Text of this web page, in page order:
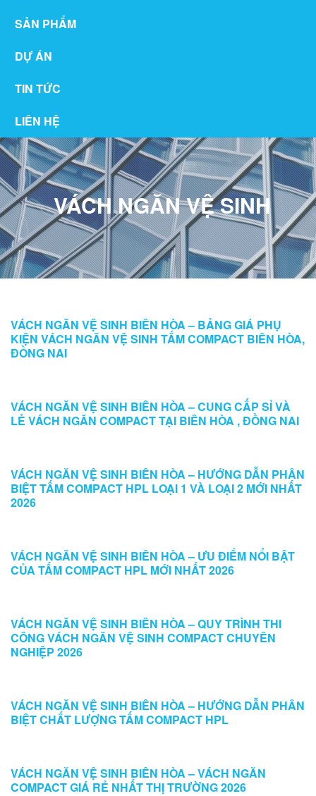
SẢN PHẨM
DỰ ÁN
TIN TỨC
LIÊN HỆ
VÁCH NGĂN VỆ SINH
VÁCH NGĂN VỆ SINH BIÊN HÒA – BẢNG GIÁ PHỤ
KIỆN VÁCH NGĂN VỆ SINH TẤM COMPACT BIÊN HÒA,
ĐỒNG NAI
VÁCH NGĂN VỆ SINH BIÊN HÒA – CUNG CẤP SỈ VÀ
LẺ VÁCH NGĂN COMPACT TẠI BIÊN HÒA , ĐỒNG NAI
VÁCH NGĂN VỆ SINH BIÊN HÒA – HƯỚNG DẪN PHÂN
BIỆT TẤM COMPACT HPL LOẠI 1 VÀ LOẠI 2 MỚI NHẤT
2026
VÁCH NGĂN VỆ SINH BIÊN HÒA – ƯU ĐIỂM NỔI BẬT
CỦA TẤM COMPACT HPL MỚI NHẤT 2026
VÁCH NGĂN VỆ SINH BIÊN HÒA – QUY TRÌNH THI
CÔNG VÁCH NGĂN VỆ SINH COMPACT CHUYÊN
NGHIỆP 2026
VÁCH NGĂN VỆ SINH BIÊN HÒA – HƯỚNG DẪN PHÂN
BIỆT CHẤT LƯỢNG TẤM COMPACT HPL
VÁCH NGĂN VỆ SINH BIÊN HÒA – VÁCH NGĂN
COMPACT GIÁ RẺ NHẤT THỊ TRƯỜNG 2026